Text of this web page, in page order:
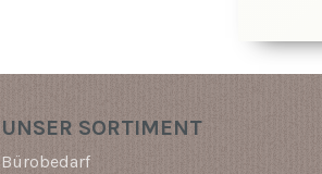
UNSER SORTIMENT
Bürobedarf